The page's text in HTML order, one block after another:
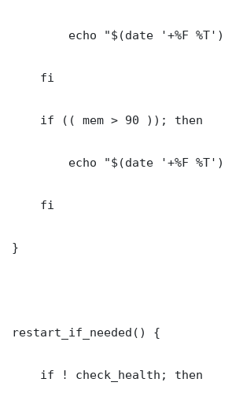
echo "$(date '+%F %T')
    fi
    if (( mem > 90 )); then
echo "$(date '+%F %T')
    fi
}
restart_if_needed() {
    if ! check_health; then